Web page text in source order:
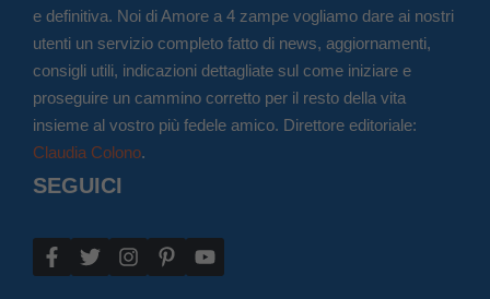
e definitiva. Noi di Amore a 4 zampe vogliamo dare ai nostri
utenti un servizio completo fatto di news, aggiornamenti,
consigli utili, indicazioni dettagliate sul come iniziare e
proseguire un cammino corretto per il resto della vita
insieme al vostro più fedele amico. Direttore editoriale:
Claudia Colono.
SEGUICI